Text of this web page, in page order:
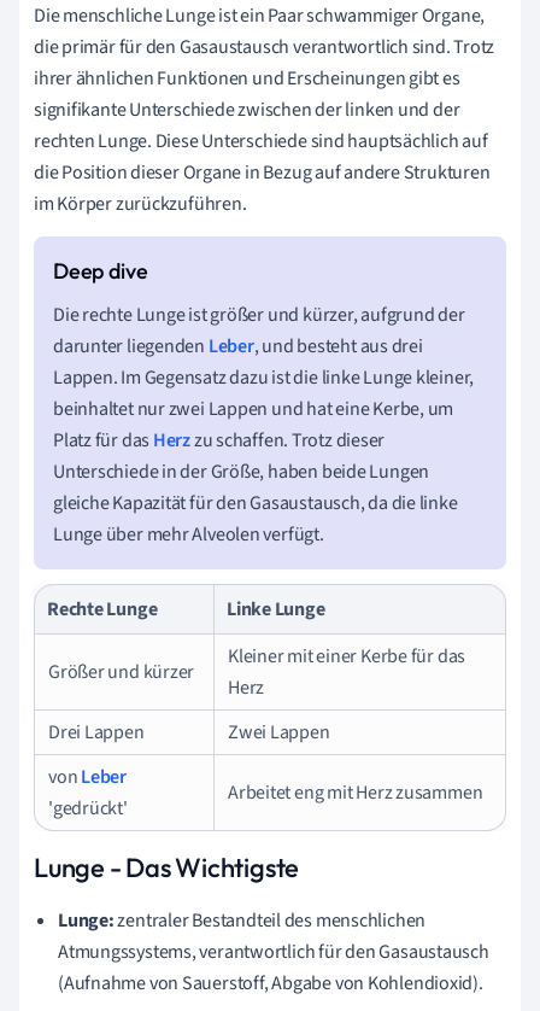
Die menschliche Lunge ist ein Paar schwammiger Organe,
die primär für den Gasaustausch verantwortlich sind. Trotz
ihrer ähnlichen Funktionen und Erscheinungen gibt es
signifikante Unterschiede zwischen der linken und der
rechten Lunge. Diese Unterschiede sind hauptsächlich auf
die Position dieser Organe in Bezug auf andere Strukturen
im Körper zurückzuführen.
Die rechte Lunge ist größer und kürzer, aufgrund der
darunter liegenden Leber, und besteht aus drei
Lappen. Im Gegensatz dazu ist die linke Lunge kleiner,
beinhaltet nur zwei Lappen und hat eine Kerbe, um
Platz für das Herzzu schaffen. Trotz dieser
Unterschiede in der Größe, haben beide Lungen
gleiche Kapazität für den Gasaustausch, da die linke
Lunge über mehr Alveolen verfügt.
Rechte Lunge Linke Lunge
Größer und kürzer
Kleiner mit einer Kerbe für das
Herz
Drei Lappen
Zwei Lappen
vonLeber
'gedrückt'
Arbeitet eng mit Herz zusammen
Lunge - Das Wichtigste
Lunge:zentraler Bestandteil des menschlichen
Atmungssystems, verantwortlich für den Gasaustausch
(Aufnahme von Sauerstoff, Abgabe von Kohlendioxid).